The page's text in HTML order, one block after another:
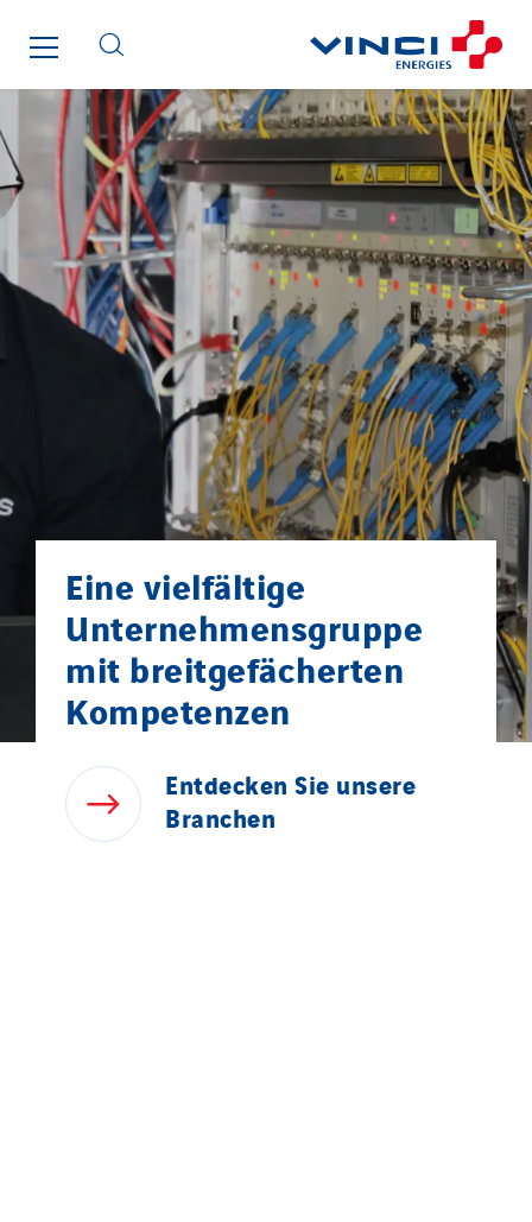
Eine vielfältige
Unternehmensgruppe
mit breitgefächerten
Kompetenzen
Entdecken Sie unsere
Branchen